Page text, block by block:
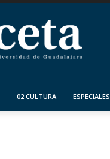
02 CULTURA ESPECIALES